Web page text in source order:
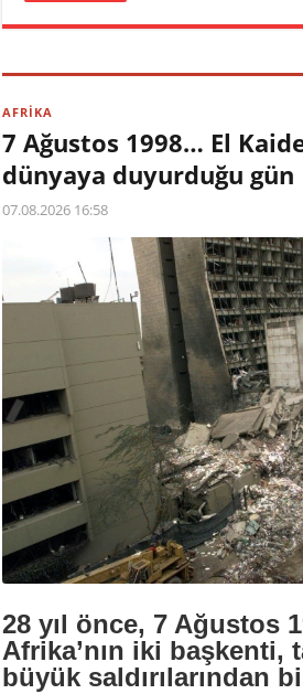
AFRİKA
7 Ağustos 1998… El
dünyaya duyurduğu gün
07.08.2026 16:58
28 yıl önce, 7 Ağustos
Afrika’nın iki başkenti,
büyük saldırılarından